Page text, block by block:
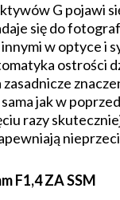
G pojawi
się do
w optyce i
ostrości
zasadnicze
jak w
razy
F1,4 ZA SSM